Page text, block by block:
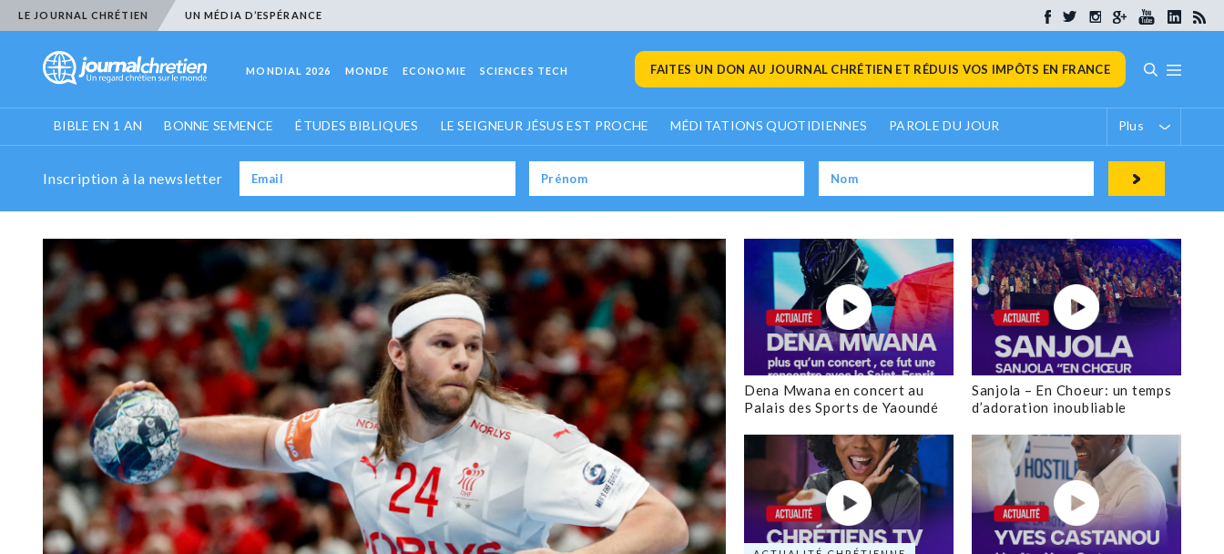
LE JOURNAL CHRÉTIEN UN MÉDIA D’ESPÉRANCE
MONDIAL 2026 MONDE ECONOMIE SCIENCES TECH FAITES UN DON AU JOURNAL CHRÉTIEN ET RÉDUIS VOS IMPÔTS EN FRANCE
BIBLE EN 1 AN BONNE SEMENCE ÉTUDES BIBLIQUES LE SEIGNEUR JÉSUS EST PROCHE MÉDITATIONS QUOTIDIENNES PAROLE DU JOUR Plus
Inscription à la newsletter
Dena Mwana en concert au
Palais des Sports de Yaoundé
Sanjola – En Choeur: un temps
d’adoration inoubliable